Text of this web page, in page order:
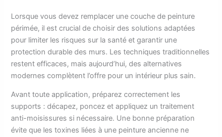
Lorsque vous devez remplacer une couche de peinture
périmée, il est crucial de choisir des solutions adaptées
pour limiter les risques sur la santé et garantir une
protection durable des murs. Les techniques traditionnelles
restent efficaces, mais aujourd’hui, des alternatives
modernes complètent l’offre pour un intérieur plus sain.
Avant toute application, préparez correctement les
supports : décapez, poncez et appliquez un traitement
anti-moisissures si nécessaire. Une bonne préparation
évite que les toxines liées à une peinture ancienne ne